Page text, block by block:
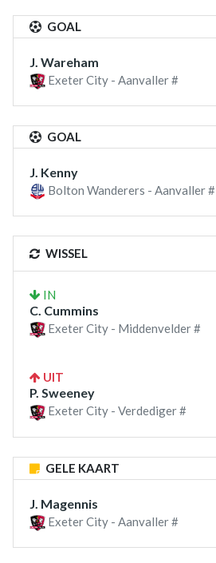
GOAL
J. Wareham
Exeter City - Aanvaller #
GOAL
J. Kenny
Bolton Wanderers - Aanvaller #
WISSEL
IN
C. Cummins
Exeter City - Middenvelder #
UIT
P. Sweeney
Exeter City - Verdediger #
GELE KAART
J. Magennis
Exeter City - Aanvaller #